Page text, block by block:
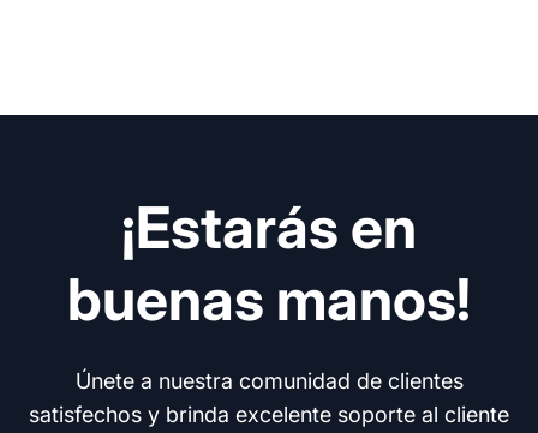
¡Estarás en
buenas manos!
Únete a nuestra comunidad de clientes
satisfechos y brinda excelente soporte al cliente